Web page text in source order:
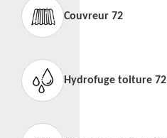
Couvreur 72
Hydrofuge toiture 72